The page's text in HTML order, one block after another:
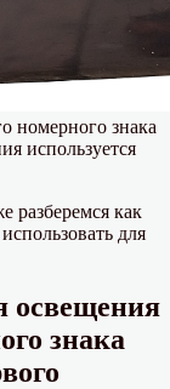
номерного знака
используется
разберемся как
для
освещения
знака